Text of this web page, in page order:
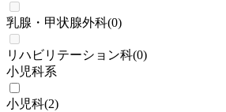
乳腺・甲状腺外科(0)
リハビリテーション科(0)
小児科系
小児科(2)